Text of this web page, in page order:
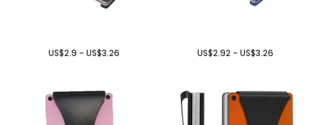
US$2.9 - US$3.26 US$2.92 - US$3.26